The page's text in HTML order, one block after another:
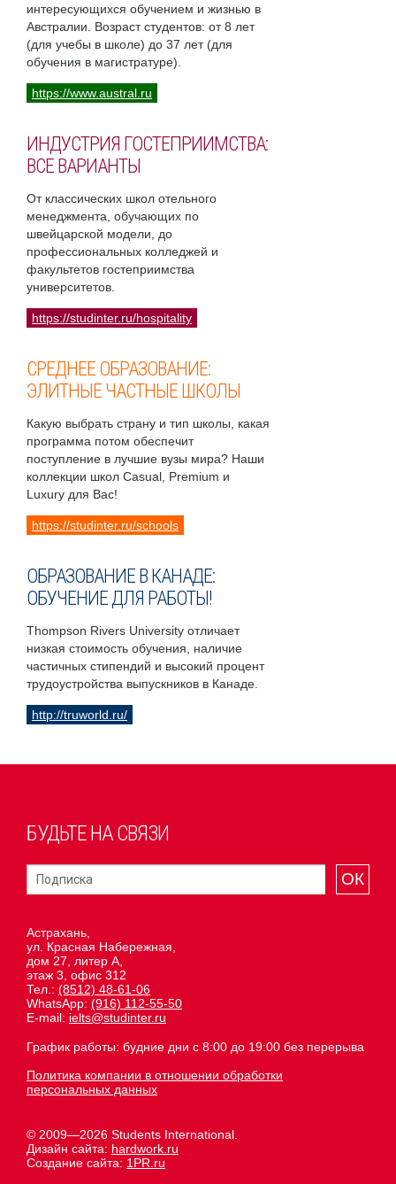
интересующихся обучением и жизнью в
Австралии. Возраст студентов: от 8 лет
(для учебы в школе) до 37 лет (для
обучения в магистратуре).
https://www.austral.ru
ИНДУСТРИЯ ГОСТЕПРИИМСТВА:
ВСЕ ВАРИАНТЫ
От классических школ отельного
менеджмента, обучающих по
швейцарской модели, до
профессиональных колледжей и
факультетов гостеприимства
университетов.
https://studinter.ru/hospitality
СРЕДНЕЕ ОБРАЗОВАНИЕ:
ЭЛИТНЫЕ ЧАСТНЫЕ ШКОЛЫ
Какую выбрать страну и тип школы, какая
программа потом обеспечит
поступление в лучшие вузы мира? Наши
коллекции школ Casual, Premium и
Luxury для Вас!
https://studinter.ru/schools
ОБРАЗОВАНИЕ В КАНАДЕ:
ОБУЧЕНИЕ ДЛЯ РАБОТЫ!
Thompson Rivers University отличает
низкая стоимость обучения, наличие
частичных стипендий и высокий процент
трудоустройства выпускников в Канаде.
http://truworld.ru/
БУДЬТЕ НА СВЯЗИ
ОК
Астрахань,
ул. Красная Набережная,
дом 27, литер А,
этаж 3, офис 312
Тел.: (8512) 48-61-06
WhatsApp: (916) 112-55-50
E-mail: ielts@studinter.ru
График работы: будние дни с 8:00 до 19:00 без перерыва
Политика компании в отношении обработки
персональных данных
© 2009—2026 Students International.
Дизайн сайта: hardwork.ru
Создание сайта: 1PR.ru